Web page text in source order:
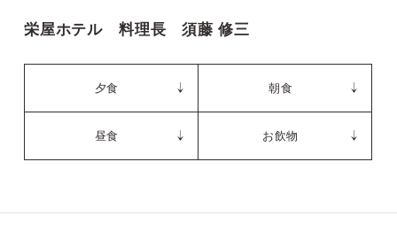
栄屋ホテル 料理長 須藤 修三
夕食 朝食
昼食 お飲物